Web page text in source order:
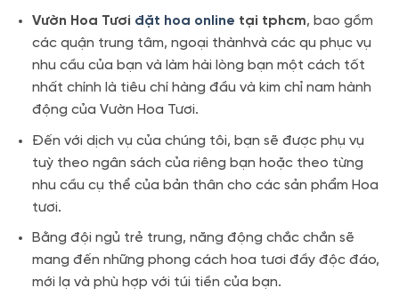
Vườn Hoa Tươi đặt hoa online tại tphcm, bao gồm
các quận trung tâm, ngoại thànhvà các qu phục vụ
nhu cầu của bạn và làm hài lòng bạn một cách tốt
nhất chính là tiêu chí hàng đầu và kim chỉ nam hành
động của Vườn Hoa Tươi.
Đến với dịch vụ của chúng tôi, bạn sẽ được phụ vụ
tuỳ theo ngân sách của riêng bạn hoặc theo từng
nhu cầu cụ thể của bản thân cho các sản phẩm Hoa
tươi.
Bằng đội ngủ trẻ trung, năng động chắc chắn sẽ
mang đến những phong cách hoa tươi đầy độc đáo,
mới lạ và phù hợp với túi tiền của bạn.